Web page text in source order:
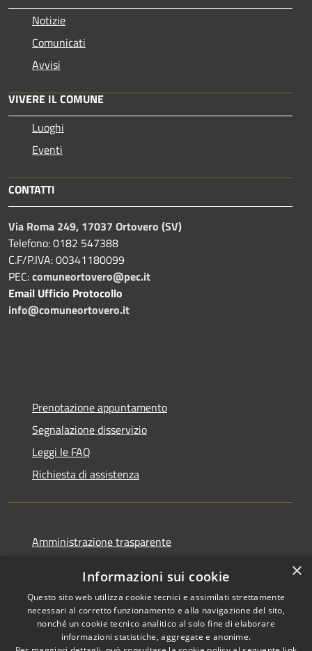
Notizie
Comunicati
Avvisi
VIVERE IL COMUNE
Luoghi
Eventi
CONTATTI
Via Roma 249, 17037 Ortovero (SV)
Telefono: 0182 547388
C.F/P.IVA: 00341180099
PEC:comuneortovero@pec.it
Email Ufficio Protocollo
info@comuneortovero.it
Prenotazione appuntamento
Segnalazione disservizio
Leggi le FAQ
Richiesta di assistenza
Amministrazione trasparente
Dichiarazione di accessibilità
×
Informazioni sui cookie
Questo sito web utilizza cookie tecnici e assimilati strettamente
necessari al corretto funzionamento e alla navigazione del sito,
nonché un cookie tecnico analitico al solo fine di elaborare
informazioni statistiche, aggregate e anonime.